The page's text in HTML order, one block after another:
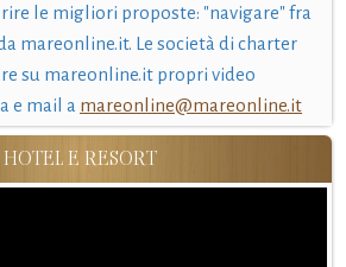
le migliori proposte: "navigare" fra
mareonline.it. Le società di charter
su mareonline.it propri video
e mail a mareonline@mareonline.it
HOTEL E RESORT